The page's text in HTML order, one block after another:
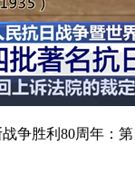
胜利80周年：第